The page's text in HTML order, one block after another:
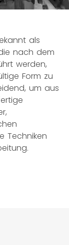
als
nach dem
werden,
Form zu
um aus
Techniken